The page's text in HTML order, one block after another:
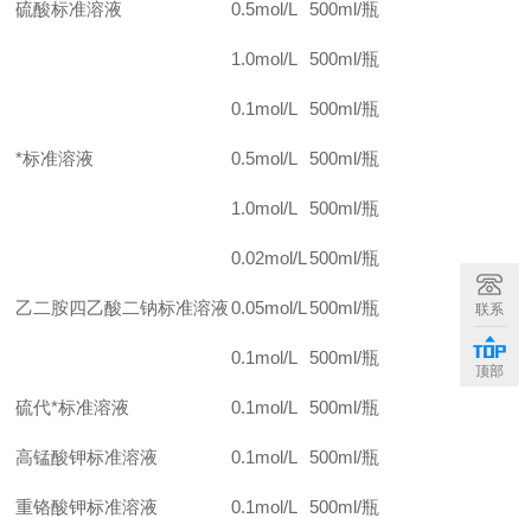
硫酸标准溶液 0.5mol/L 500ml/瓶
1.0mol/L 500ml/瓶
*标准溶液
0.1mol/L 500ml/瓶
0.5mol/L 500ml/瓶
1.0mol/L 500ml/瓶
乙二胺四乙酸二钠标准溶液
0.02mol/L 500ml/瓶
0.05mol/L 500ml/瓶
0.1mol/L 500ml/瓶
硫代*标准溶液 0.1mol/L 500ml/瓶
高锰酸钾标准溶液 0.1mol/L 500ml/瓶
重铬酸钾标准溶液 0.1mol/L 500ml/瓶
联系
顶部